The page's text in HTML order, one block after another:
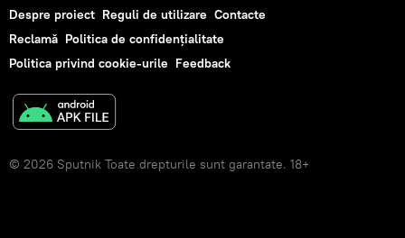
Despre proiect Reguli de utilizare Contacte
Reclamă Politica de confidențialitate
Politica privind cookie-urile Feedback
© 2026 Sputnik Toate drepturile sunt garantate. 18+